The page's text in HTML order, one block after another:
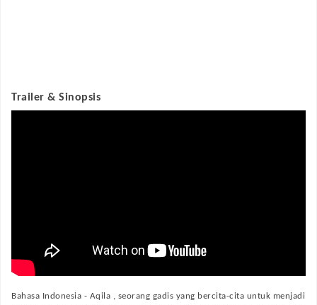
Trailer & Sinopsis
Bahasa Indonesia - Aqila , seorang gadis yang bercita-cita untuk menjadi